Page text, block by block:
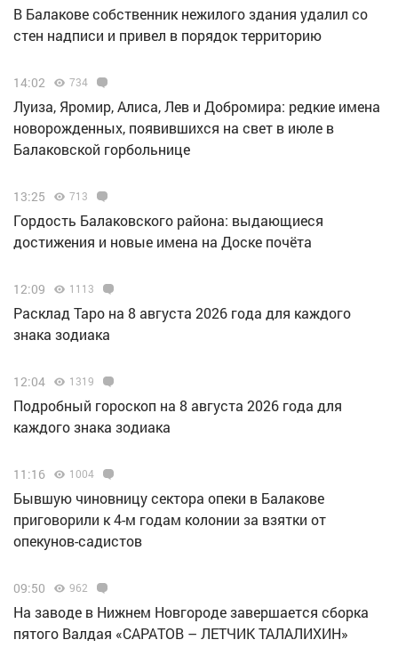
В Балакове собственник нежилого здания удалил со
стен надписи и привел в порядок территорию
14:02 734
Луиза, Яромир, Алиса, Лев и Добромира: редкие имена
новорожденных, появившихся на свет в июле в
Балаковской горбольнице
13:25 713
Гордость Балаковского района: выдающиеся
достижения и новые имена на Доске почёта
12:09 1113
Расклад Таро на 8 августа 2026 года для каждого
знака зодиака
12:04 1319
Подробный гороскоп на 8 августа 2026 года для
каждого знака зодиака
11:16 1004
Бывшую чиновницу сектора опеки в Балакове
приговорили к 4-м годам колонии за взятки от
опекунов-садистов
09:50 962
Н️а заводе в Нижнем Новгороде завершается сборка
пятого Валдая «САРАТОВ – ЛЕТЧИК ТАЛАЛИХИН»